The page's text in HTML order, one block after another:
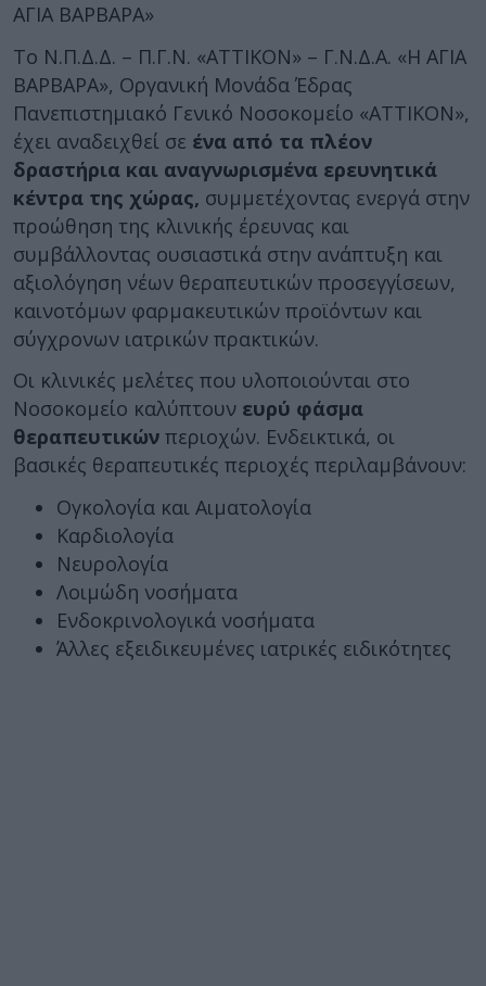
ΑΓΙΑ ΒΑΡΒΑΡΑ»
Το Ν.Π.Δ.Δ. – Π.Γ.Ν. «ΑΤΤΙΚΟΝ» – Γ.Ν.Δ.Α. «Η ΑΓΙΑ
ΒΑΡΒΑΡΑ», Οργανική Μονάδα Έδρας
Πανεπιστημιακό Γενικό Νοσοκομείο «ΑΤΤΙΚΟΝ»,
έχει αναδειχθεί σε ένα από τα πλέον
δραστήρια και αναγνωρισμένα ερευνητικά
κέντρα της χώρας, συμμετέχοντας ενεργά στην
προώθηση της κλινικής έρευνας και
συμβάλλοντας ουσιαστικά στην ανάπτυξη και
αξιολόγηση νέων θεραπευτικών προσεγγίσεων,
καινοτόμων φαρμακευτικών προϊόντων και
σύγχρονων ιατρικών πρακτικών.
Οι κλινικές μελέτες που υλοποιούνται στο
Νοσοκομείο καλύπτουν ευρύ φάσμα
θεραπευτικών περιοχών. Ενδεικτικά, οι
βασικές θεραπευτικές περιοχές περιλαμβάνουν:
Ογκολογία και Αιματολογία
Καρδιολογία
Νευρολογία
Λοιμώδη νοσήματα
Ενδοκρινολογικά νοσήματα
Άλλες εξειδικευμένες ιατρικές ειδικότητες